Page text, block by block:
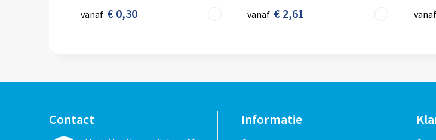
vanaf € 0,30 vanaf € 2,61 vanaf
Contact Informatie